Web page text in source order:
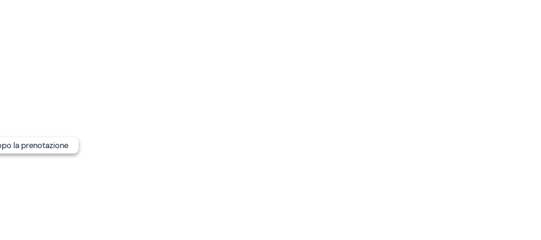
la prenotazione